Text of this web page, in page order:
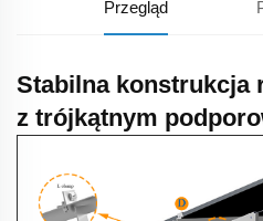
Przegląd
Stabilna konstrukcja
z trójkątnym